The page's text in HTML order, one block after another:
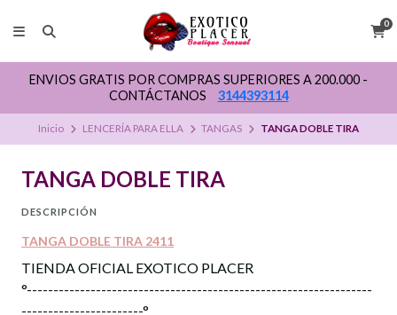
0
ENVIOS GRATIS POR COMPRAS SUPERIORES A 200.000 -
CONTÁCTANOS
3144393114
Inicio LENCERÍA PARA ELLA TANGAS TANGA DOBLE TIRA
TANGA DOBLE TIRA
DESCRIPCIÓN
TANGA DOBLE TIRA 2411
TIENDA OFICIAL EXOTICO PLACER
°-----------------------------------------------------------------
-----------------------°